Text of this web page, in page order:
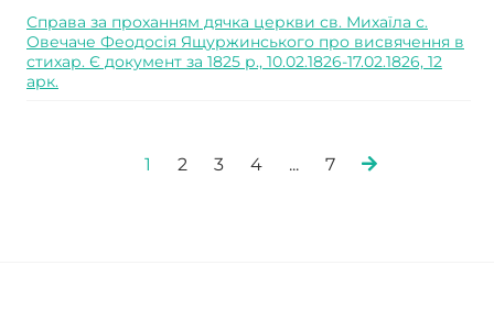
Справа за проханням дячка церкви св. Михаїла с.
Овечаче Феодосія Ящуржинського про висвячення в
стихар. Є документ за 1825 р., 10.02.1826-17.02.1826, 12
арк.
1 2 3 4 ... 7